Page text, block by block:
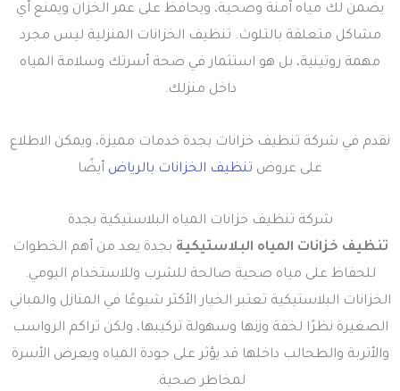
يضمن لك مياه آمنة وصحية، ويحافظ على عمر الخزان ويمنع أي
مشاكل متعلقة بالتلوث. تنظيف الخزانات المنزلية ليس مجرد
مهمة روتينية، بل هو استثمار في صحة أسرتك وسلامة المياه
داخل منزلك.
نقدم في شركة تنظيف خزانات بجدة خدمات مميزة، ويمكن الاطلاع
على عروض تنظيف الخزانات بالرياض أيضًا
شركة تنظيف خزانات المياه البلاستيكية بجدة
تنظيف خزانات المياه البلاستيكية بجدة يعد من أهم الخطوات
للحفاظ على مياه صحية صالحة للشرب وللاستخدام اليومي.
الخزانات البلاستيكية تعتبر الخيار الأكثر شيوعًا في المنازل والمباني
الصغيرة نظرًا لخفة وزنها وسهولة تركيبها، ولكن تراكم الرواسب
والأتربة والطحالب داخلها قد يؤثر على جودة المياه ويعرض الأسرة
لمخاطر صحية.